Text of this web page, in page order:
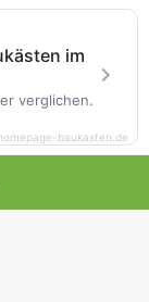
im
verglichen.
baukasten.de